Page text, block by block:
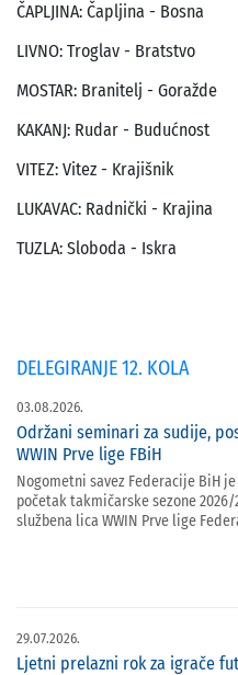
ČAPLJINA: Čapljina - Bosna
LIVNO: Troglav - Bratstvo
MOSTAR: Branitelj - Goražde
KAKANJ: Rudar - Budućnost
VITEZ: Vitez - Krajišnik
LUKAVAC: Radnički - Krajina
TUZLA: Sloboda - Iskra
DELEGIRANJE 12. KOLA
03.08.2026.
Održani seminari za sudije,
WWIN Prve lige FBiH
Nogometni savez Federacije BiH
početak takmičarske sezone
službena lica WWIN Prve lige
29.07.2026.
Ljetni prelazni rok za igrače